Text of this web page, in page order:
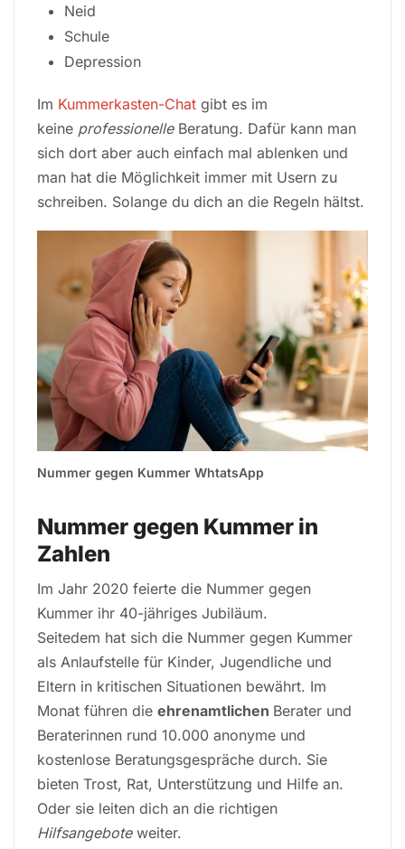
Neid
Schule
Depression
Im Kummerkasten-Chat gibt es im
keine professionelleBeratung. Dafür kann man
sich dort aber auch einfach mal ablenken und
man hat die Möglichkeit immer mit Usern zu
schreiben. Solange du dich an die Regeln hältst.
Nummer gegen Kummer WhtatsApp
Nummer gegen Kummer in
Zahlen
Im Jahr 2020 feierte die Nummer gegen
Kummer ihr 40-jähriges Jubiläum.
Seitedem hat sich die Nummer gegen Kummer
als Anlaufstelle für Kinder, Jugendliche und
Eltern in kritischen Situationen bewährt. Im
Monat führen die ehrenamtlichen Berater und
Beraterinnen rund 10.000 anonyme und
kostenlose Beratungsgespräche durch. Sie
bieten Trost, Rat, Unterstützung und Hilfe an.
Oder sie leiten dich an die richtigen
Hilfsangebote weiter.